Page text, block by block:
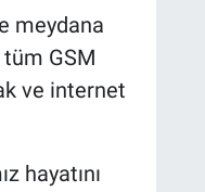
meydana
tüm GSM
ve internet
hayatını